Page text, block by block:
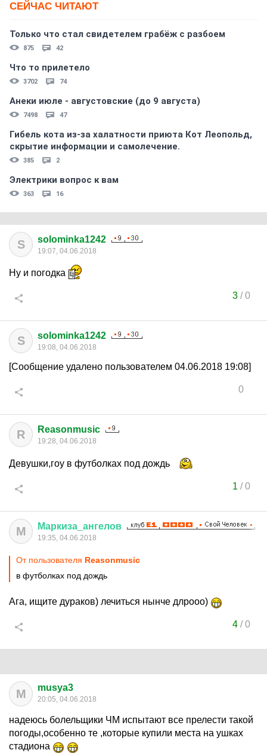
СЕЙЧАС ЧИТАЮТ
Только что стал свидетелем грабёж с разбоем
875 42
Что то прилетело
3702 74
Анеки июле - августовские (до 9 августа)
7498 47
Гибель кота из-за халатности приюта Кот Леопольд,
скрытиe информации и самолечение.
385 2
Электрики вопрос к вам
363 16
S solominka1242
19:07, 04.06.2018
Ну и погодка
3/0
S solominka1242
19:08, 04.06.2018
[Сообщение удалено пользователем 04.06.2018 19:08]
0
R Reasonmusic
19:28, 04.06.2018
Девушки,гоу в футболках под дождь
1 /0
М Маркиза ангелов
19:35, 04.06.2018
От пользователя Reasonmusic
в футболках под дождь
Ага, ищите дураков) лечиться нынче длрооо)
4/0
M musya3
20:05, 04.06.2018
надеюсь болельщики ЧМ испытают все прелести такой
погоды,особенно те ,которые купили места на ушках
стадиона